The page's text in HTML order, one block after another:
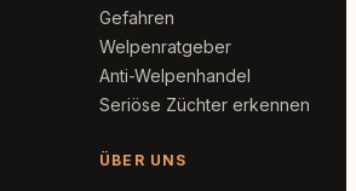
Gefahren
Welpenratgeber
Anti-Welpenhandel
Seriöse Züchter erkennen
ÜBER UNS